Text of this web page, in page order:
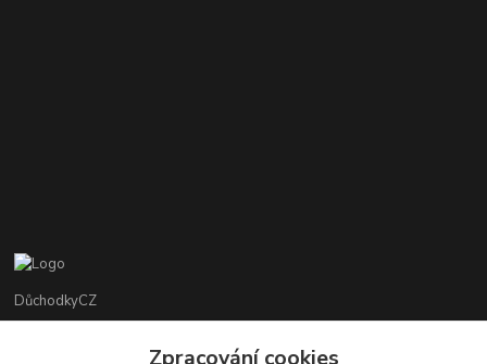
DůchodkyCZ
Zpracování cookies